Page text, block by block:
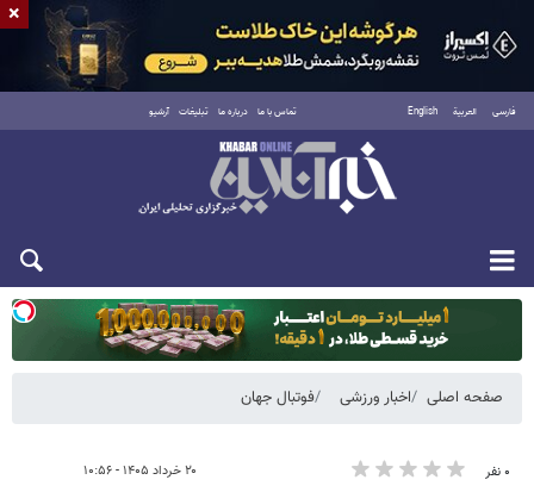
فارسی العربية English تماس با ما درباره ما تبلیغات آرشیو
یکشنبه ۱۸ مرداد ۱۴۰۵
صفحه اصلی اخبار ورزشی فوتبال جهان
۰ نفر ۲۰ خرداد ۱۴۰۵ - ۱۰:۵۶
×